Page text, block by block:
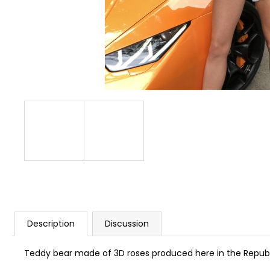
Description Discussion
Teddy bear made of 3D roses produced here in the